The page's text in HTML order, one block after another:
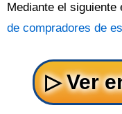
Mediante el siguiente
de compradores de